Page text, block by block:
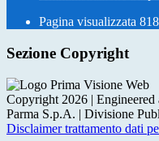
Pagina visualizzata 818
Sezione Copyright
Copyright 2026 |
Parma S.p.A. | Divisione
Disclaimer trattamento dati